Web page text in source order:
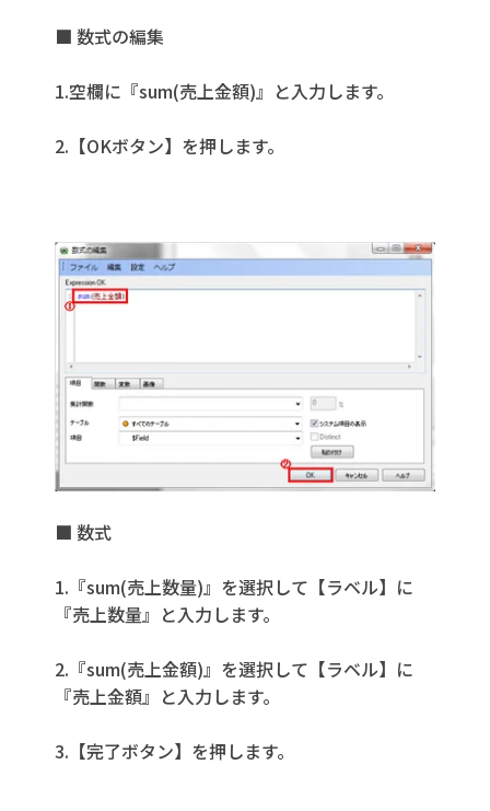
■ 数式の編集
1.空欄に『sum(売上金額)』と入力します。
2.【OKボタン】を押します。
■ 数式
1.『sum(売上数量)』を選択して【ラベル】に
『売上数量』と入力します。
2.『sum(売上金額)』を選択して【ラベル】に
『売上金額』と入力します。
3.【完了ボタン】を押します。